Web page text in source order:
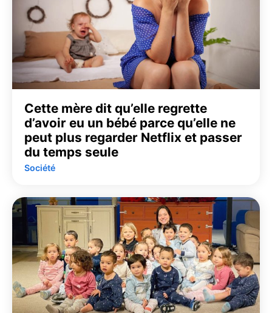
Cette mère dit qu’elle regrette
d’avoir eu un bébé parce qu’elle ne
peut plus regarder Netflix et passer
du temps seule
Société